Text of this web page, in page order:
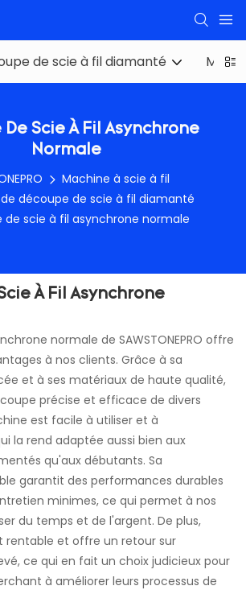
de scie à fil diamanté
De Scie À Fil Asynchrone
Normale
Machine à scie à fil
découpe de scie à fil diamanté
de scie à fil asynchrone normale
À Fil Asynchrone
normale de SAWSTONEPRO offre
à nos clients. Grâce à sa
et à ses matériaux de haute qualité,
précise et efficace de divers
est facile à utiliser et à
la rend adaptée aussi bien aux
qu'aux débutants. Sa
garantit des performances durables
minimes, ce qui permet à nos
du temps et de l'argent. De plus,
rentable et offre un retour sur
ce qui en fait un choix judicieux pour
à améliorer leurs processus de